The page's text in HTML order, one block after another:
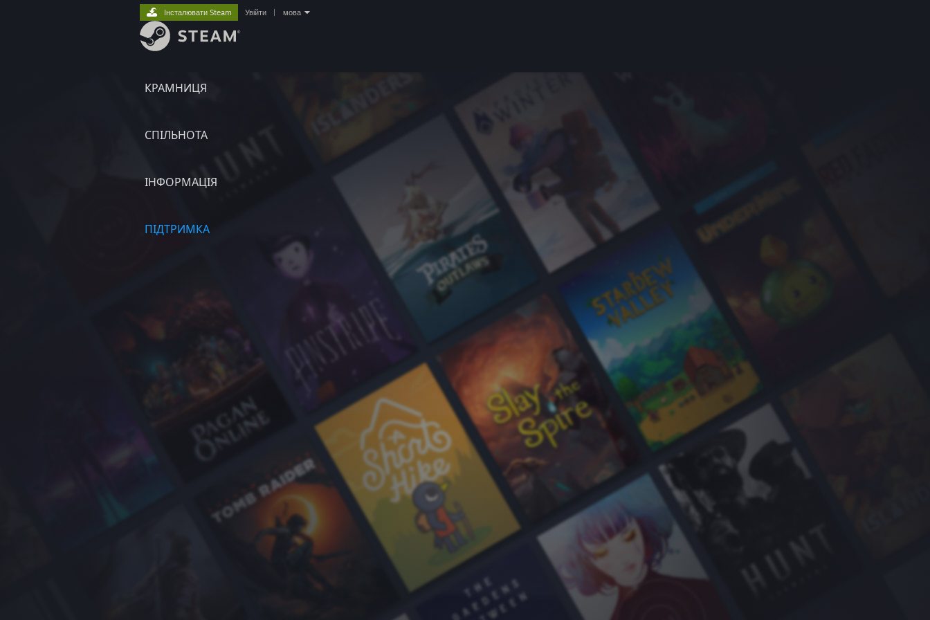
КРАМНИЦЯ
СПІЛЬНОТА
ІНФОРМАЦІЯ
ПІДТРИМКА
Інсталювати Steam Увійти мова